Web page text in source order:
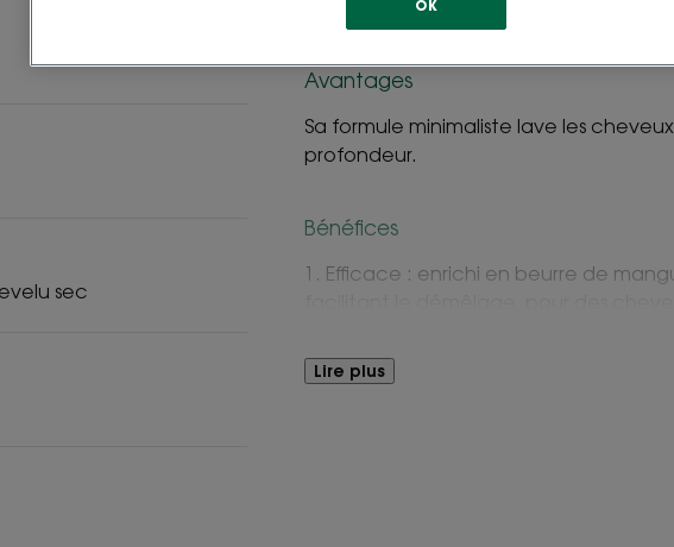
sec
*Test ex-vivo sur mèches après 1
Avantages
Sa formule minimaliste lave les
profondeur.
Bénéfices
1. Efficace : enrichi en beurre de
première utilisation*, pour des cheveux
3. Sensoriel : mousse généreuse et
Lire plus
OK